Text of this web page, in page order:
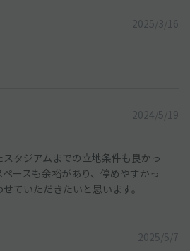
2025/3/16
2024/5/19
タジアムまでの立地条件も良かっ
ースも余裕があり、停めやすかっ
ていただきたいと思います。
2025/5/7